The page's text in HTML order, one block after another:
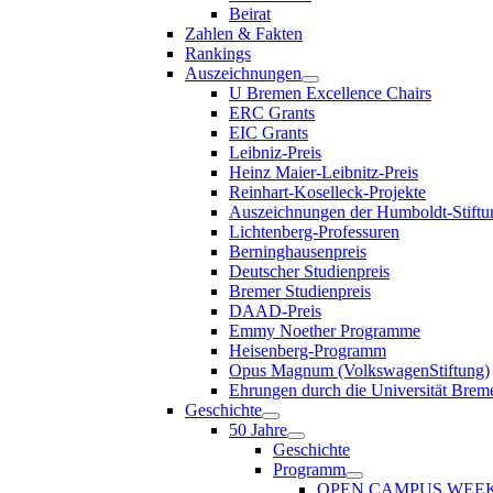
Beirat
Zahlen & Fakten
Rankings
Auszeichnungen
U Bremen Excellence Chairs
ERC Grants
EIC Grants
Leibniz-Preis
Heinz Maier-Leibnitz-Preis
Reinhart-Koselleck-Projekte
Auszeichnungen der Humboldt-
Lichtenberg-Professuren
Berninghausenpreis
Deutscher Studienpreis
Bremer Studienpreis
DAAD-Preis
Emmy Noether Programme
Heisenberg-Programm
Opus Magnum (VolkswagenStiftung)
Ehrungen durch die Universität
Geschichte
50 Jahre
Geschichte
Programm
OPEN CAMPUS